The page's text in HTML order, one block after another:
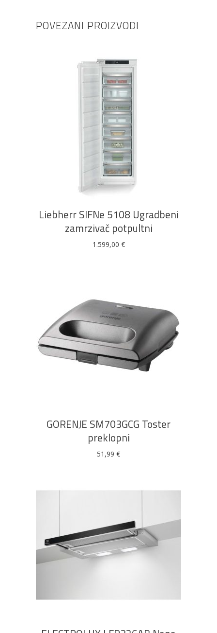
POVEZANI PROIZVODI
DODAJ U KOŠARICU
Liebherr SIFNe 5108 Ugradbeni
zamrzivač potpultni
1.599,00 €
DODAJ U KOŠARICU
GORENJE SM703GCG Toster
preklopni
51,99 €